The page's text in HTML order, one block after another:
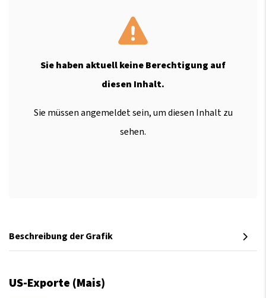
Sie haben aktuell keine Berechtigung auf
diesen Inhalt.
Sie müssen angemeldet sein, um diesen Inhalt zu
sehen.
Beschreibung der Grafik
US-Exporte (Mais)